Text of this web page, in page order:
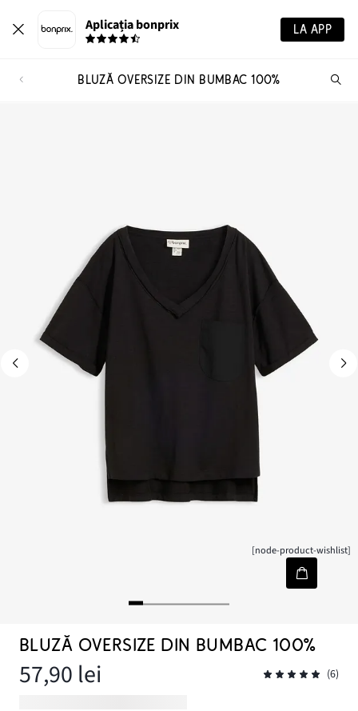
Aplicația bonprix LA APP
BLUZĂ OVERSIZE DIN BUMBAC 100%
[node-product-wishlist]
BLUZĂ OVERSIZE DIN BUMBAC 100%
57,90 lei (6)